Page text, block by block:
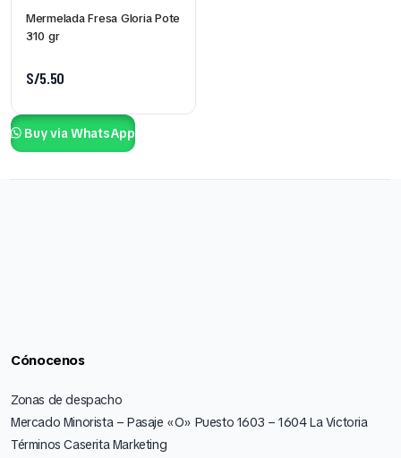
Mermelada Fresa Gloria Pote
310 gr
S/5.50
Buy via WhatsApp
Cónocenos
Zonas de despacho
Mercado Minorista – Pasaje «O» Puesto 1603 – 1604 La Victoria
Términos Caserita Marketing